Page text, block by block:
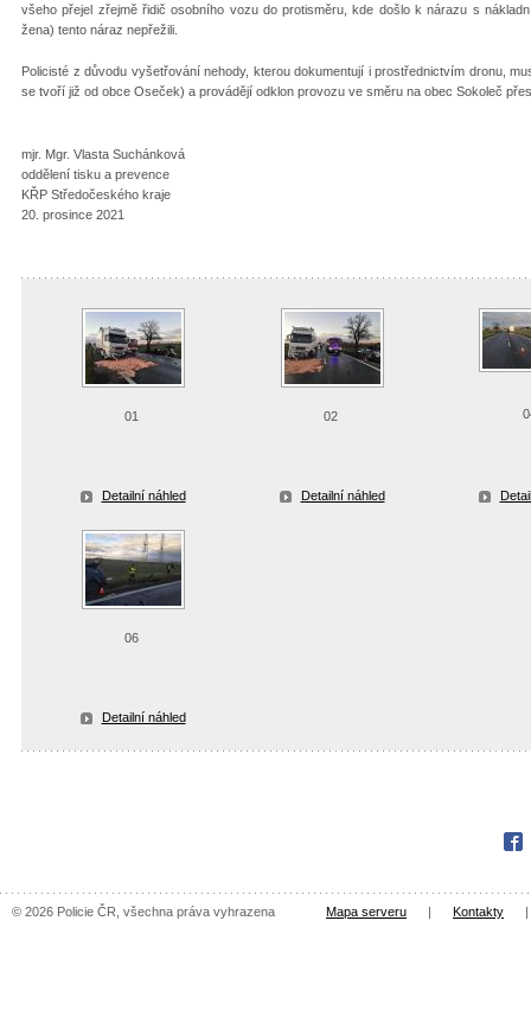
všeho přejel zřejmě řidič osobního vozu do protisměru, kde došlo k nárazu s
žena) tento náraz nepřežili.
Policisté z důvodu vyšetřování nehody, kterou dokumentují i prostřednictvím dronu,
se tvoří již od obce Oseček) a provádějí odklon provozu ve směru na obec Sokoleč
mjr. Mgr. Vlasta Suchánková
oddělení tisku a prevence
KŘP Středočeského kraje
20. prosince 2021
01
Detailní náhled
02
Detailní náhled
06
Detailní náhled
© 2026 Policie ČR, všechna práva vyhrazena Mapa serveru | Kontakty |